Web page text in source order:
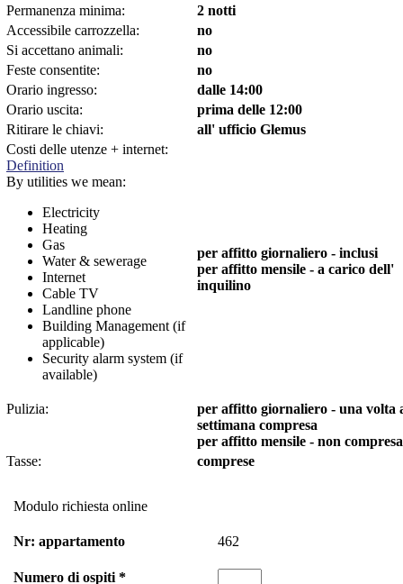
Permanenza minima:
2 notti
Accessibile carrozzella:
no
Si accettano animali:
no
Feste consentite:
no
Orario ingresso:
dalle 14:00
Orario uscita:
prima delle 12:00
Ritirare le chiavi:
all' ufficio Glemus
Costi delle utenze + internet:
Definition
By utilities we mean:
Electricity
Heating
Gas
Water & sewerage
Internet
Cable TV
Landline phone
Building Management (if
applicable)
Security alarm system (if
available)
per affitto giornaliero - inclusi
per affitto mensile - a carico dell'
inquilino
Pulizia:
per affitto giornaliero - una volta
settimana compresa
per affitto mensile - non compresa
Tasse:
comprese
Modulo richiesta online
Nr: appartamento 462
Numero di ospiti *